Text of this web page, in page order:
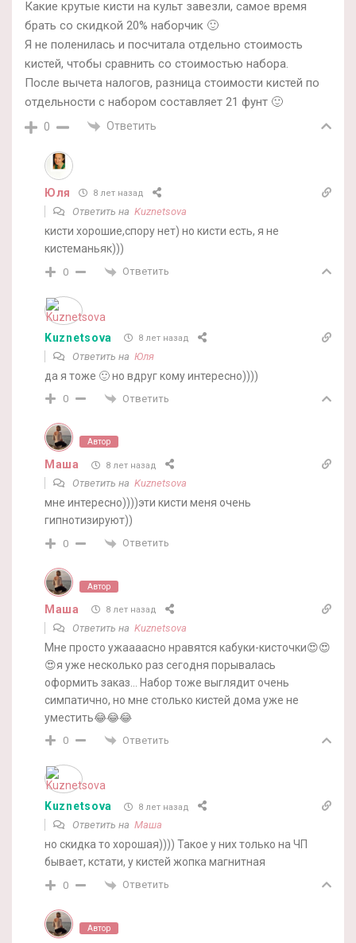
Какие крутые кисти на культ завезли, самое время
брать со скидкой 20% наборчик 🙂
Я не поленилась и посчитала отдельно стоимость
кистей, чтобы сравнить со стоимостью набора.
После вычета налогов, разница стоимости кистей по
отдельности с набором составляет 21 фунт 🙂
0 Ответить
Юля 8 лет назад
Ответить на Kuznetsova
кисти хорошие,спору нет) но кисти есть, я не
кистеманьяк)))
0 Ответить
Kuznetsova 8 лет назад
Ответить на Юля
да я тоже 🙂 но вдруг кому интересно))))
0 Ответить
Автор
Маша 8 лет назад
Ответить на Kuznetsova
мне интересно))))эти кисти меня очень
гипнотизируют))
0 Ответить
Автор
Маша 8 лет назад
Ответить на Kuznetsova
Мне просто ужаааасно нравятся кабуки-кисточки😍😍
😍я уже несколько раз сегодня порывалась
оформить заказ… Набор тоже выглядит очень
симпатично, но мне столько кистей дома уже не
уместить😂😂😂
0 Ответить
Kuznetsova 8 лет назад
Ответить на Маша
но скидка то хорошая)))) Такое у них только на ЧП
бывает, кстати, у кистей жопка магнитная
0 Ответить
Автор